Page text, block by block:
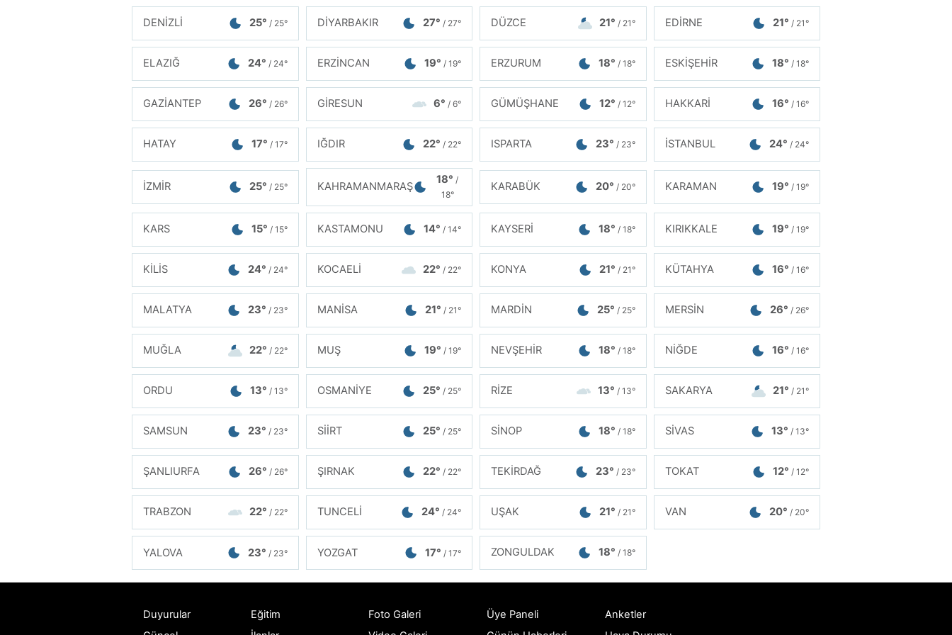
DENİZLİ 25° / 25° DİYARBAKIR 27° / 27° DÜZCE 21° / 21° EDİRNE 21° / 21°
ELAZIĞ 24° / 24° ERZİNCAN 19° / 19° ERZURUM 18° / 18° ESKİŞEHİR 18° / 18°
GAZİANTEP 26° / 26° GİRESUN 6° / 6° GÜMÜŞHANE 12° / 12° HAKKARİ 16° / 16°
HATAY 17° / 17° IĞDIR 22° / 22° ISPARTA 23° / 23° İSTANBUL 24° / 24°
İZMİR 25° / 25° KAHRAMANMARAŞ
18°/
18°
KARABÜK 20° / 20° KARAMAN 19° / 19°
KARS 15° / 15° KASTAMONU 14° / 14° KAYSERİ 18° / 18° KIRIKKALE 19° / 19°
KİLİS 24° / 24° KOCAELİ 22° / 22° KONYA 21° / 21° KÜTAHYA 16° / 16°
MALATYA 23° / 23° MANİSA 21° / 21° MARDİN 25° / 25° MERSİN 26° / 26°
MUĞLA 22° / 22° MUŞ 19° / 19° NEVŞEHİR 18° / 18° NİĞDE 16° / 16°
ORDU 13° / 13° OSMANİYE 25° / 25° RİZE 13° / 13° SAKARYA 21° / 21°
SAMSUN 23° / 23° SİİRT 25° / 25° SİNOP 18° / 18° SİVAS 13° / 13°
ŞANLIURFA 26° / 26° ŞIRNAK 22° / 22° TEKİRDAĞ 23° / 23° TOKAT 12° / 12°
TRABZON 22° / 22° TUNCELİ 24° / 24° UŞAK 21° / 21° VAN 20° / 20°
YALOVA 23° / 23° YOZGAT 17° / 17° ZONGULDAK 18° / 18°
Duyurular
Eğitim
Foto Galeri
Üye Paneli
Anketler